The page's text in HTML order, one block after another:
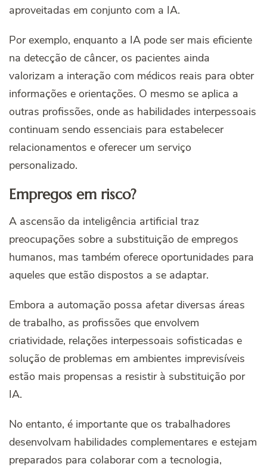
aproveitadas em conjunto com a IA.
Por exemplo, enquanto a IA pode ser mais eficiente
na detecção de câncer, os pacientes ainda
valorizam a interação com médicos reais para obter
informações e orientações. O mesmo se aplica a
outras profissões, onde as habilidades interpessoais
continuam sendo essenciais para estabelecer
relacionamentos e oferecer um serviço
personalizado.
Empregos em risco?
A ascensão da inteligência artificial traz
preocupações sobre a substituição de empregos
humanos, mas também oferece oportunidades para
aqueles que estão dispostos a se adaptar.
Embora a automação possa afetar diversas áreas
de trabalho, as profissões que envolvem
criatividade, relações interpessoais sofisticadas e
solução de problemas em ambientes imprevisíveis
estão mais propensas a resistir à substituição por
IA.
No entanto, é importante que os trabalhadores
desenvolvam habilidades complementares e estejam
preparados para colaborar com a tecnologia,